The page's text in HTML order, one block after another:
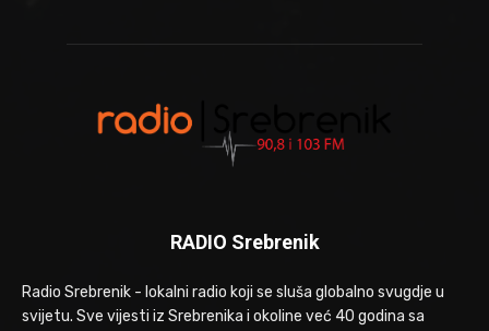
RADIO Srebrenik
Radio Srebrenik - lokalni radio koji se sluša globalno svugdje u
svijetu. Sve vijesti iz Srebrenika i okoline već 40 godina sa